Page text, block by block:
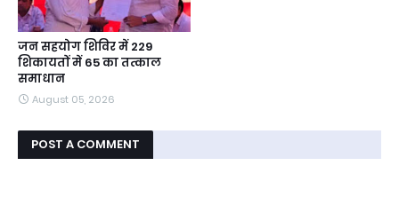
जन सहयोग शिविर में 229
शिकायतों में 65 का तत्काल
समाधान
August 05, 2026
POST A COMMENT